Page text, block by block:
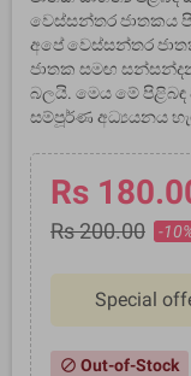
වෙස්සන්තර ජාතකය
අපේ වෙස්සන්තර
ජාතක සමඟ
බලයි. මෙය මේ පිළිබඳ
සම්පූර්ණ අධ්‍යයනය
Rs
Rs 200.00 -
Special
block Out-of-Stock